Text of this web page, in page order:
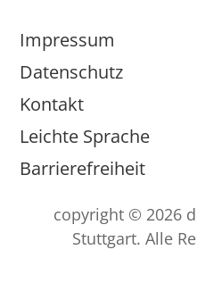
Impressum
Datenschutz
Kontakt
Leichte Sprache
Barrierefreiheit
copyright © 2026
Stuttgart. Alle